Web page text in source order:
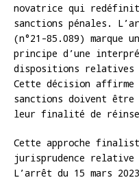
novatrice qui
sanctions pénales.
(n°21-85.089) marque
principe d’une
dispositions relatives à
Cette décision
sanctions doivent
leur finalité de
Cette approche
jurisprudence relative
L’arrêt du 15 mars